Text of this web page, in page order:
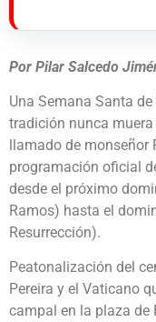
Por Pilar Salcedo
Una Semana Santa
tradición nunca
llamado de monseñor
programación oficial
desde el próximo
Ramos) hasta el
Resurrección).
Peatonalización del
Pereira y el Vaticano
campal en la plaza de